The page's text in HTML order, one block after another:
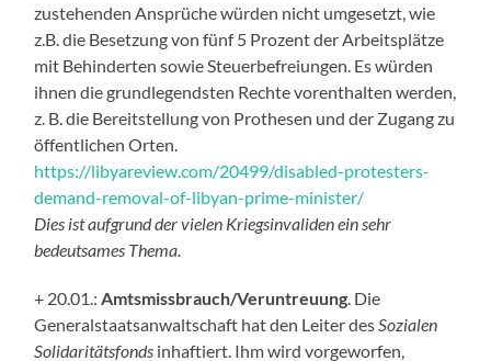
zustehenden Ansprüche würden nicht umgesetzt, wie
z.B. die Besetzung von fünf 5 Prozent der Arbeitsplätze
mit Behinderten sowie Steuerbefreiungen. Es würden
ihnen die grundlegendsten Rechte vorenthalten werden,
z. B. die Bereitstellung von Prothesen und der Zugang zu
öffentlichen Orten.
https://libyareview.com/20499/disabled-protesters-
demand-removal-of-libyan-prime-minister/
Dies ist aufgrund der vielen Kriegsinvaliden ein sehr
bedeutsames Thema.
+ 20.01.: Amtsmissbrauch/Veruntreuung . Die
Generalstaatsanwaltschaft hat den Leiter des Sozialen
Solidaritätsfonds inhaftiert. Ihm wird vorgeworfen,